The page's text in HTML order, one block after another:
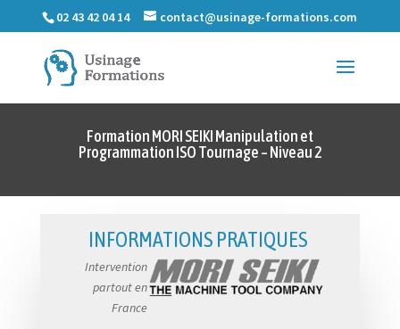
02 43 42 04 14 contact@usinage-formations.com
Formation MORI SEIKI Manipulation et
Programmation ISO Tournage – Niveau 2
INFORMATIONS PRATIQUES
Intervention
partout en
France